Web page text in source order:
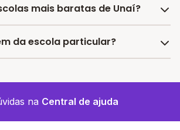
site.
em Unaí é de R$ 512,15 reais,
mais baratas de Unaí?
mais baratas de Unaí
da escola particular?
educacionais mais avançados,
ambiente propício ao
na Central de ajuda